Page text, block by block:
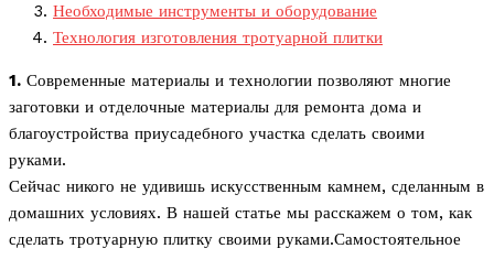
Необходимые инструменты и оборудование
Технология изготовления тротуарной плитки
1. Современные материалы и технологии позволяют многие
заготовки и отделочные материалы для ремонта дома и
благоустройства приусадебного участка сделать своими
руками.
Сейчас никого не удивишь искусственным камнем, сделанным в
домашних условиях. В нашей статье мы расскажем о том, как
сделать тротуарную плитку своими руками.Самостоятельное